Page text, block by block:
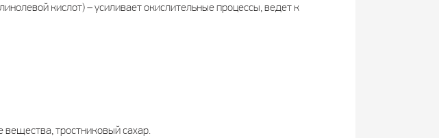
кислот) – усиливает окислительные процессы, ведет к
тростниковый сахар.